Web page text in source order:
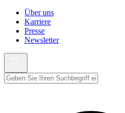
Über uns
Karriere
Presse
Newsletter